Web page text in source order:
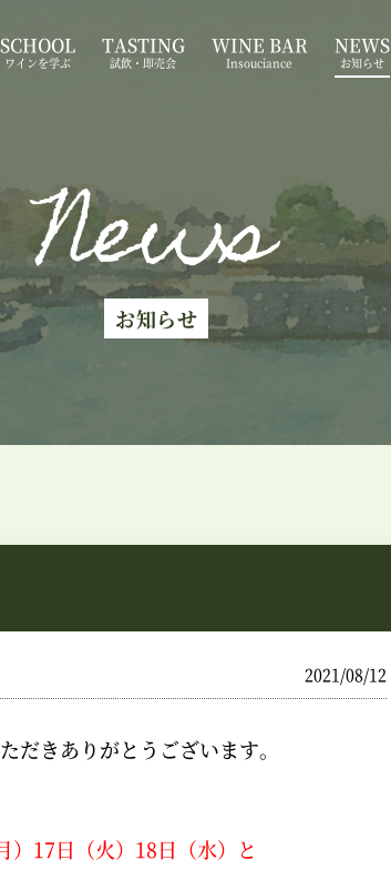
SCHOOL
ワインを学ぶ
TASTING
試飲・即売会
WINE BAR
Insouciance
NEWS
お知らせ
News
お知らせ
2021/08/12
だきありがとうございます。
17日（火）18日（水）と